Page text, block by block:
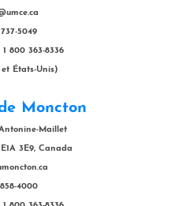
5049
800 363-8336
États-Unis)
Moncton
Maillet
3E9, Canada
4000